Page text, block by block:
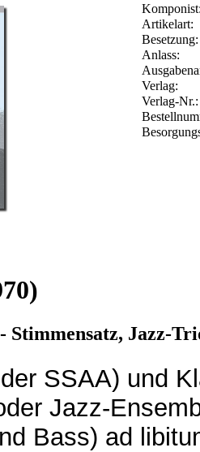
Artikelart:
Besetzung:
Anlass:
Verlag:
Verlag-
Stimmensatz, Jazz-
SSAA) und
Jazz-
Bass) ad